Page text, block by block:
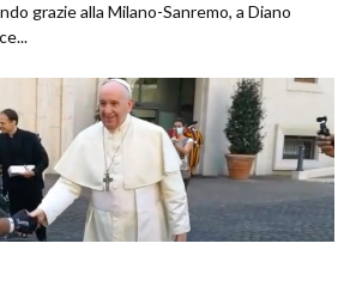
grazie alla Milano-Sanremo, a Diano